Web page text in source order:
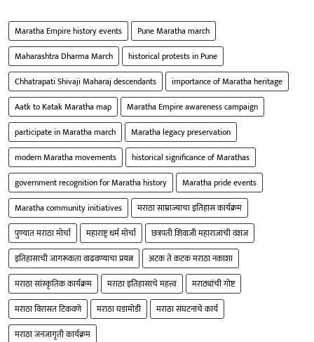
Maratha Empire history events
Pune Maratha march
Maharashtra Dharma March
historical protests in Pune
Chhatrapati Shivaji Maharaj descendants
importance of Maratha heritage
Aatk to Katak Maratha map
Maratha Empire awareness campaign
participate in Maratha march
Maratha legacy preservation
modern Maratha movements
historical significance of Marathas
government recognition for Maratha history
Maratha pride events
Maratha community initiatives
मराठा साम्राज्याचा इतिहास कार्यक्रम
पुण्यात मराठा मोर्चा
महाराष्ट्र धर्म मोर्चा
छत्रपती शिवाजी महाराजांची वंशज
इतिहासाची जागरूकता वाढवण्याचा प्रयत्न
अटक ते कटक मराठा नकाशा
मराठा सांस्कृतिक कार्यक्रम
मराठा इतिहासाचे महत्त्व
मराठ्यांची गोष्ट
मराठा विरासत टिकवणे
मराठा घडामोडी
मराठा संघटनांचे कार्य
मराठा जनजागृती कार्यक्रम